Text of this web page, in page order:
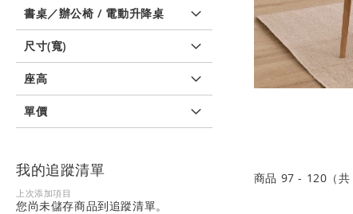
商品 97 - 120 （共
書桌／辦公椅 / 電動升降桌
尺寸(寬)
座高
單價
我的追蹤清單
上次添加項目
您尚未儲存商品到追蹤清單。